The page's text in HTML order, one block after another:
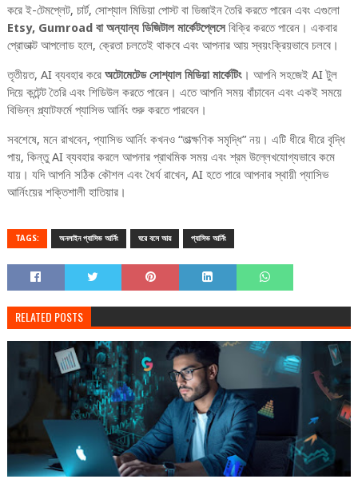
করে ই-টেমপ্লেট, চার্ট, সোশ্যাল মিডিয়া পোস্ট বা ডিজাইন তৈরি করতে পারেন এবং এগুলো
Etsy, Gumroad বা অন্যান্য ডিজিটাল মার্কেটপ্লেসেবিক্রি করতে পারেন। একবার
প্রোডাক্ট আপলোড হলে, ক্রেতা চলতেই থাকবে এবং আপনার আয় স্বয়ংক্রিয়ভাবে চলবে।
তৃতীয়ত, AI ব্যবহার করে অটোমেটেড সোশ্যাল মিডিয়া মার্কেটিং। আপনি সহজেই AI টুল
দিয়ে কন্টেন্ট তৈরি এবং শিডিউল করতে পারেন। এতে আপনি সময় বাঁচাবেন এবং একই সময়ে
বিভিন্ন প্ল্যাটফর্মে প্যাসিভ আর্নিং শুরু করতে পারবেন।
সবশেষে, মনে রাখবেন, প্যাসিভ আর্নিং কখনও “তাত্ক্ষণিক সমৃদ্ধি” নয়। এটি ধীরে ধীরে বৃদ্ধি
পায়, কিন্তু AI ব্যবহার করলে আপনার প্রাথমিক সময় এবং শ্রম উল্লেখযোগ্যভাবে কমে
যায়। যদি আপনি সঠিক কৌশল এবং ধৈর্য রাখেন, AI হতে পারে আপনার স্থায়ী প্যাসিভ
আর্নিংয়ের শক্তিশালী হাতিয়ার।
TAGS: অনলাইন প্যাসিভ আর্নিং ঘরে বসে আয় প্যাসিভ আর্নিং
RELATED POSTS